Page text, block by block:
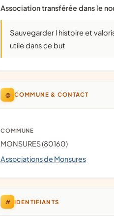
Association transférée dans le
sauvegarder l histoire et valoriser le patrimoine du canton de CONTY ainsi que toute activite
utile dans ce but
@ COMMUNE & CONTACT
COMMUNE
MONSURES (80160)
Associations de Monsures
# IDENTIFIANTS